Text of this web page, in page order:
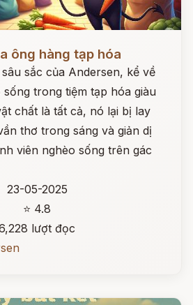
ông hàng tạp hóa
sắc của Andersen, kể về
trong tiệm tạp hóa giàu
chất là tất cả, nó lại bị lay
thơ trong sáng và giản dị
viên nghèo sống trên gác
23-05-2025
⭐ 4.8
lượt đọc